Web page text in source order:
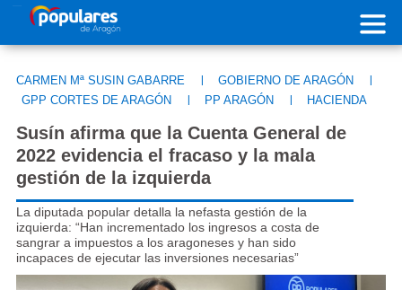
Pasar al contenido principal
CARMEN Mª SUSIN GABARRE | GOBIERNO DE ARAGÓN |
GPP CORTES DE ARAGÓN | PP ARAGÓN | HACIENDA
Susín afirma que la Cuenta General de
2022 evidencia el fracaso y la mala
gestión de la izquierda
La diputada popular detalla la nefasta gestión de la
izquierda: “Han incrementado los ingresos a costa de
sangrar a impuestos a los aragoneses y han sido
incapaces de ejecutar las inversiones necesarias”